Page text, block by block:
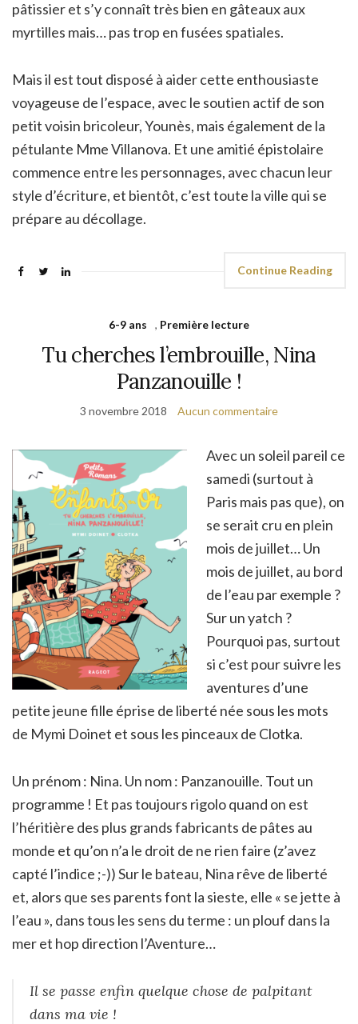
pâtissier et s’y connaît très bien en gâteaux aux
myrtilles mais… pas trop en fusées spatiales.
Mais il est tout disposé à aider cette enthousiaste
voyageuse de l’espace, avec le soutien actif de son
petit voisin bricoleur, Younès, mais également de la
pétulante Mme Villanova. Et une amitié épistolaire
commence entre les personnages, avec chacun leur
style d’écriture, et bientôt, c’est toute la ville qui se
prépare au décollage.
Continue Reading
6-9 ans , Première lecture
Tu cherches l’embrouille, Nina
Panzanouille !
3 novembre 2018 Aucun commentaire
Avec un soleil pareil ce
samedi (surtout à
Paris mais pas que), on
se serait cru en plein
mois de juillet… Un
mois de juillet, au bord
de l’eau par exemple ?
Sur un yatch ?
Pourquoi pas, surtout
si c’est pour suivre les
aventures d’une
petite jeune fille éprise de liberté née sous les mots
de Mymi Doinet et sous les pinceaux de Clotka.
Un prénom : Nina. Un nom : Panzanouille. Tout un
programme ! Et pas toujours rigolo quand on est
l’héritière des plus grands fabricants de pâtes au
monde et qu’on n’a le droit de ne rien faire (z’avez
capté l’indice ;-)) Sur le bateau, Nina rêve de liberté
et, alors que ses parents font la sieste, elle « se jette à
l’eau », dans tous les sens du terme : un plouf dans la
mer et hop direction l’Aventure…
Il se passe enfin quelque chose de palpitant
dans ma vie !